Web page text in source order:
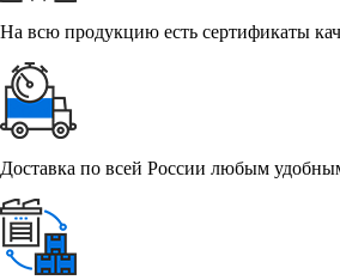
На всю продукцию есть сертификаты
Доставка по всей России любым